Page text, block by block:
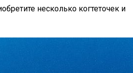
несколько когтеточек и